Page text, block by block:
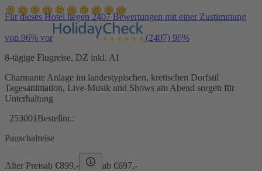
Für dieses Hotel liegen 2407 Bewertungen mit einer Zustimmung
von 96% vor (2407) 96%
8-tägige Flugreise, DZ inkl. AI
Charmante Anlage im landestypischen, kretischen Dorfstil
Tagesanimation, Live-Musik und Shows am Abend sorgen für
Unterhaltung
253001 Bestellnr.:
Pauschalreise
Alter Preisab €899,- ab €697,-